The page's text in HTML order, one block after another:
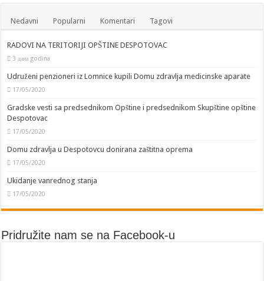
Nedavni Popularni Komentari Tagovi
RADOVI NA TERITORIJI OPŠTINE DESPOTOVAC
3 дана godina
Udruženi penzioneri iz Lomnice kupili Domu zdravlja medicinske aparate
17/05/2020
Gradske vesti sa predsednikom Opštine i predsednikom Skupštine opštine
Despotovac
17/05/2020
Domu zdravlja u Despotovcu donirana zaštitna oprema
17/05/2020
Ukidanje vanrednog stanja
17/05/2020
Pridružite nam se na Facebook-u